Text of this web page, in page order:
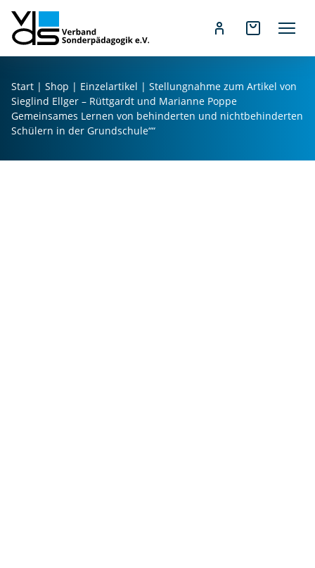
a
Start | Shop | Einzelartikel | Stellungnahme zum Artikel von
Sieglind Ellger – Rüttgardt und Marianne Poppe
Gemeinsames Lernen von behinderten und nichtbehinderten
Schülern in der Grundschule““